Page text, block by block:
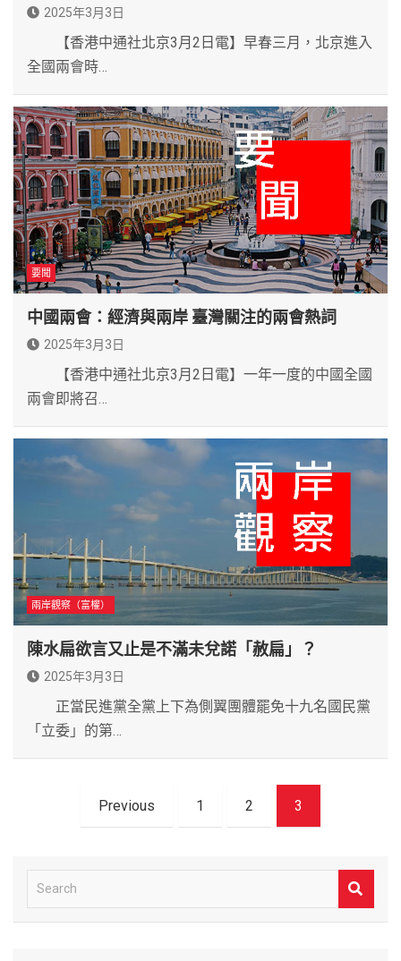
2025年3月3日
【香港中通社北京3月2日電】早春三月，北京進入
全國兩會時…
要聞
中國兩會：經濟與兩岸 臺灣關注的兩會熱詞
2025年3月3日
【香港中通社北京3月2日電】一年一度的中國全國
兩會即將召…
兩岸觀察（富權）
陳水扁欲言又止是不滿未兌諾「赦扁」？
2025年3月3日
正當民進黨全黨上下為側翼團體罷免十九名國民黨
「立委」的第…
Previous 1 2 3
e